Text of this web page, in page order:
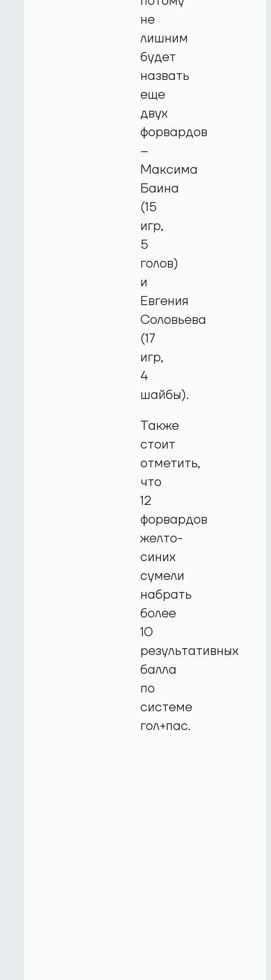
не
лишним
будет
назвать
еще
двух
форвардов
–
Максима
Баина
(15
игр,
5
голов)
и
Евгения
Соловьева
(17
игр,
4
шайбы).
Также
стоит
отметить,
что
12
форвардов
желто-
синих
сумели
набрать
более
10
результативных
балла
по
системе
гол+пас.